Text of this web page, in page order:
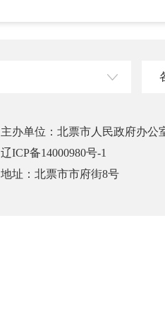
主办单位：北票市人民政府办公
辽ICP备14000980号-1
地址：北票市市府街8号